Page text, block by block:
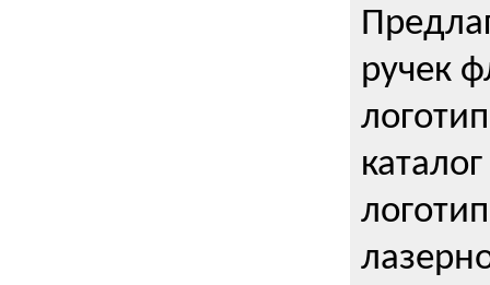
ручек